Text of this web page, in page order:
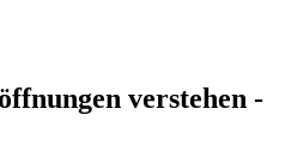
verstehen -